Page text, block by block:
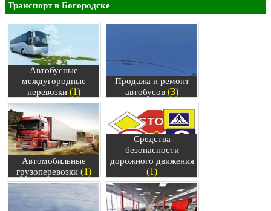
Транспорт в Богородске
Автобусные
междугородные
перевозки (1)
Продажа и ремонт
автобусов (3)
Автомобильные
грузоперевозки (1)
Средства
безопасности
дорожного движения
(1)